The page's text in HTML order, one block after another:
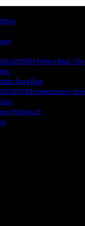
EDITION Perfect Blue /
Dark Blue
EDITION cappuccino /
Edition LE